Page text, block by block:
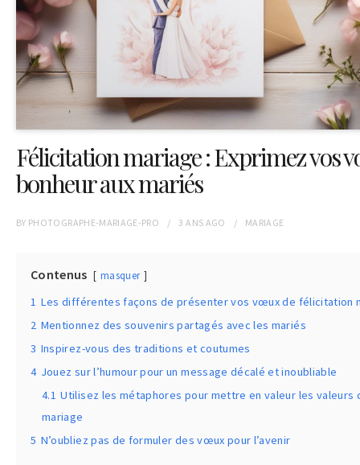
Félicitation mariage : Exprimez vos
bonheur aux mariés
BY PHOTOGRAPHE-MARIAGE-PRO 3 ANS AGO MARIAGE
Contenus masquer
1 Les différentes façons de présenter vos vœux de félicitation
2 Mentionnez des souvenirs partagés avec les mariés
3 Inspirez-vous des traditions et coutumes
4 Jouez sur l’humour pour un message décalé et inoubliable
4.1 Utilisez les métaphores pour mettre en valeur les valeurs
mariage
5 N’oubliez pas de formuler des vœux pour l’avenir